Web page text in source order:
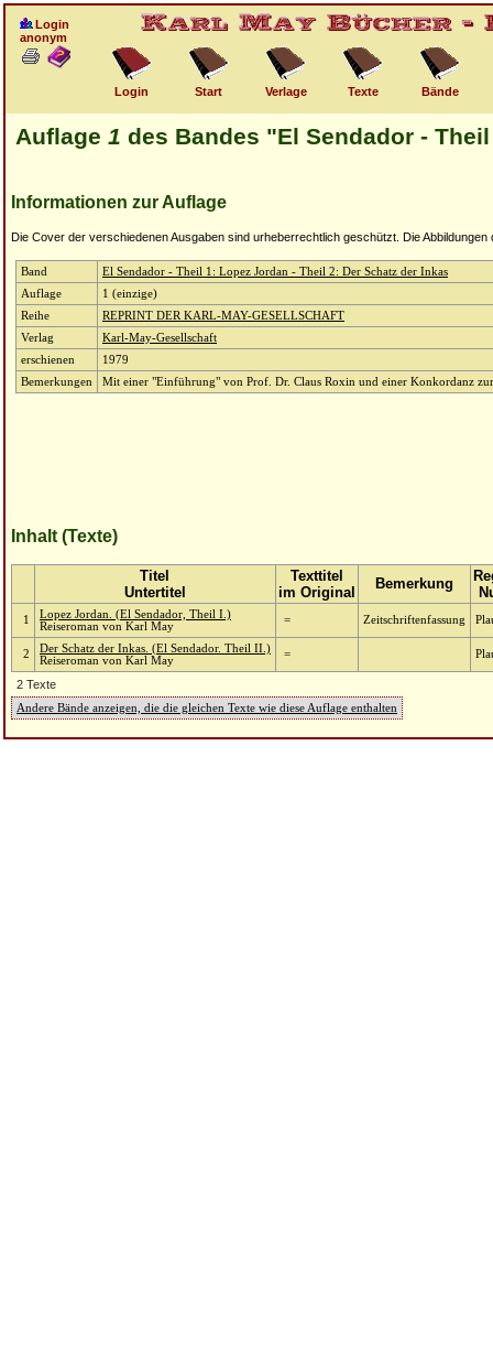
Login
anonym
Login Start Verlage Texte Bände
Auflage 1 des Bandes "El Sendador -
Informationen zur Auflage
Die Cover der verschiedenen Ausgaben sind urheberrechtlich geschützt. Die Abbildungen
Band
El Sendador - Theil 1: Lopez Jordan - Theil 2: Der Schatz der Inkas
Auflage
1 (einzige)
Reihe
REPRINT DER KARL-MAY-GESELLSCHAFT
Verlag
Karl-May-Gesellschaft
erschienen
1979
Bemerkungen
Mit einer "Einführung" von Prof. Dr. Claus Roxin und einer Konkordanz
Inhalt (Texte)
Titel
Untertitel
Texttitel
im Original
Bemerkung
1
Lopez Jordan. (El Sendador, Theil I.)
Reiseroman von Karl May
= Zeitschriftenfassung
2
Der Schatz der Inkas. (El Sendador. Theil II.)
Reiseroman von Karl May
=
2 Texte
Andere Bände anzeigen, die die gleichen Texte wie diese Auflage enthalten